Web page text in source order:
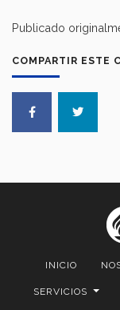
COMPARTIR ESTE
Publicado
INICIO
SERVICIOS